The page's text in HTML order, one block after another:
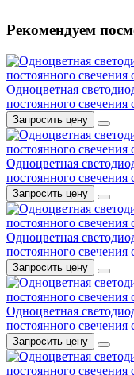
Рекомендуем
Одноцветная
постоянного
Запросить цену
Одноцветная
постоянного
Запросить цену
Одноцветная
постоянного
Запросить цену
Одноцветная
постоянного
Запросить цену